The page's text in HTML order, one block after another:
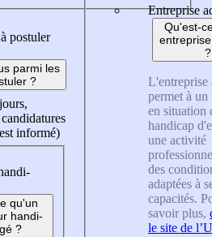
postuler
parmi les
?
informé)
qu'un
handi-
?
Entreprise
Qu'est-
?
L'entreprise
permet à
en situation
handicap
une activité
des
adaptées à
capacités.
savoir plus,
le site de